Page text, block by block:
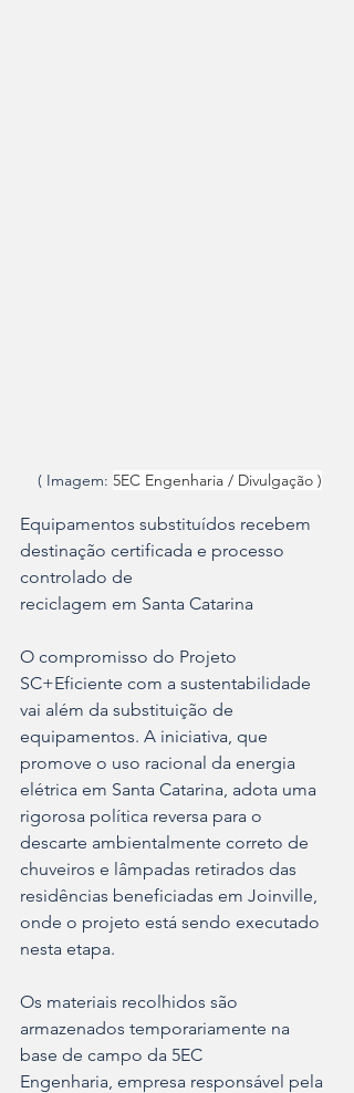
( Imagem: 5EC Engenharia / Divulgação )
Equipamentos substituídos recebem
destinação certificada e processo
controlado de
reciclagem em Santa Catarina
O compromisso do Projeto
SC+Eficiente com a sustentabilidade
vai além da substituição de
equipamentos. A iniciativa, que
promove o uso racional da energia
elétrica em Santa Catarina, adota uma
rigorosa política reversa para o
descarte ambientalmente correto de
chuveiros e lâmpadas retirados das
residências beneficiadas em Joinville,
onde o projeto está sendo executado
nesta etapa.
Os materiais recolhidos são
armazenados temporariamente na
base de campo da 5EC
Engenharia, empresa responsável pela